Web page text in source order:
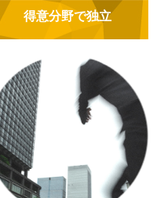
得意分野で独立